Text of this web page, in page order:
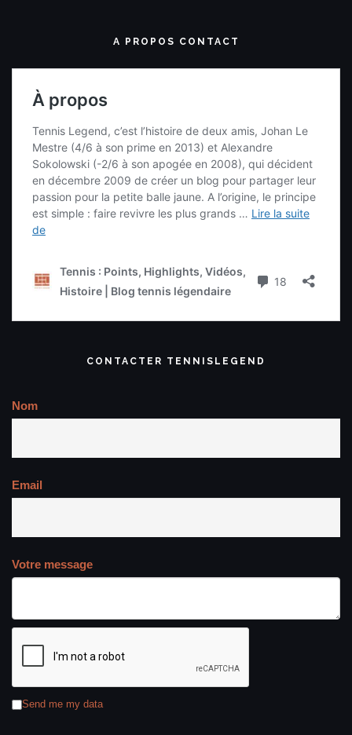
A PROPOS CONTACT
CONTACTER TENNISLEGEND
Nom
Email
Votre message
Send me my data